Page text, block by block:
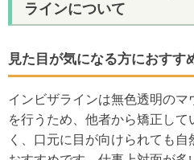
ラインについて
見た目が気になる方におすす
インビザラインは無色透明の
を行うため、他者から矯正して
く、口元に目が向けられても